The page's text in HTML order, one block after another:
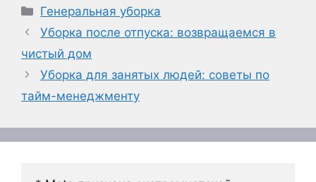
Рубрики
Генеральная уборка
Уборка после отпуска: возвращаемся в
чистый дом
Уборка для занятых людей: советы по
тайм-менеджменту